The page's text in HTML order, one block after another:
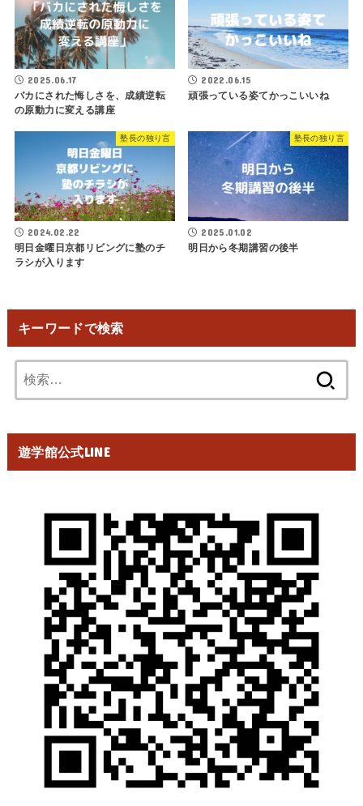
2025.06.17
バカにされた悔しさを、成績逆転
の原動力に変える講座
2022.06.15
頑張っている姿てかっこいいね
塾長の独り言
2024.02.22
明日金曜日京都リビングに塾のチ
ラシが入ります
塾長の独り言
2025.01.02
明日から冬期講習の後半
キーワードで検索
索:
遊学館公式LINE